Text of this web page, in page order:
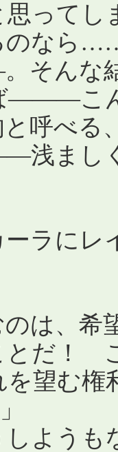
思って
のなら
そんな
―――こ
呼べる
まし
ラにレ
のは、
とだ！
を望む
しよう